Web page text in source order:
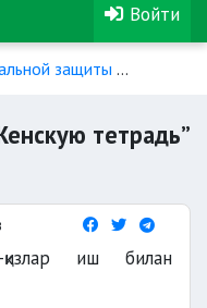
Войти
защиты
тетрадь”